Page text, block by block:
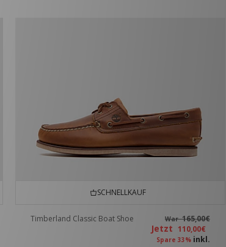
SCHNELLKAUF
Timberland Classic Boat Shoe War165,00€
Jetzt 110,00€
Spare 33% inkl.